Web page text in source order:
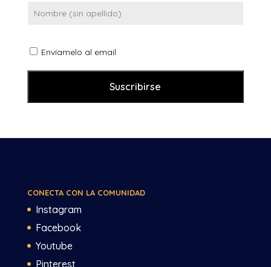
Envíamelo al email
CONECTA CON LA COMUNIDAD
Instagram
Facebook
Youtube
Pinterest